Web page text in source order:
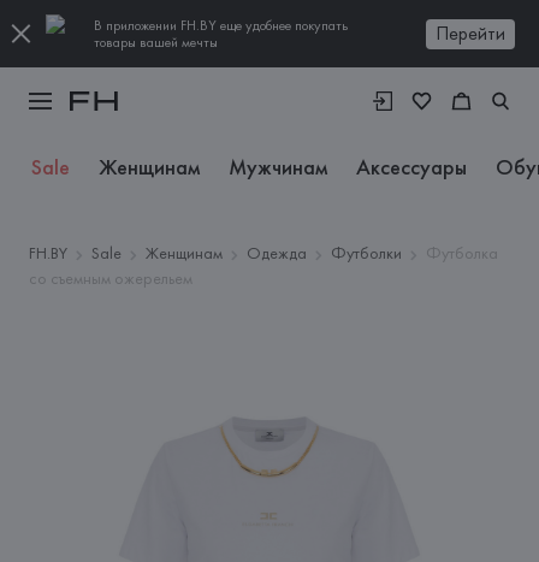
В приложении FH.BY еще удобнее покупать
товары вашей мечты
Перейти
Sale Женщинам Мужчинам Аксессуары
FH.BY Sale Женщинам Одежда Футболки
Футболка
со съемным ожерельем